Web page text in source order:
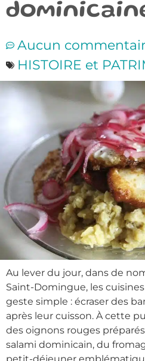
Aucun
HISTOIRE et
Au lever du jour, dans de
Saint-Domingue, les
geste simple : écraser des
après leur cuisson. À cette
des oignons rouges
salami dominicain, du
petit-déjeuner